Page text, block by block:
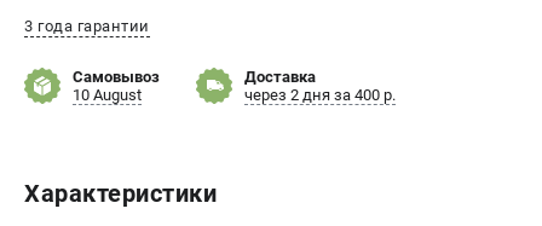
Политика обработки персональных данных
ИНФОРМАЦИЯ
Новости
3 года гарантии
Самовывоз
10 August
Доставка
через 2 дня за 400 р.
Характеристики